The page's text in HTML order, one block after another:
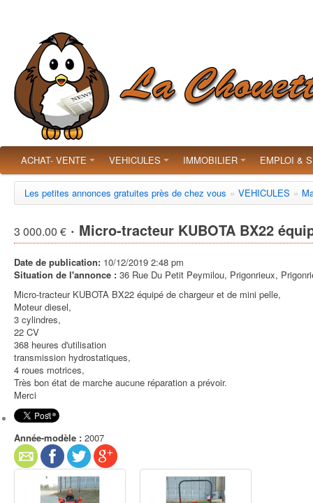
ACHAT- VENTE VEHICULES IMMOBILIER EMPLOI &
Les petites annonces gratuites près de chez vous » VEHICULES »
3 000.00 € · Micro-tracteur KUBOTA BX22
Date de publication: 10/12/2019 2:48 pm
Situation de l'annonce : 36 Rue Du Petit Peymilou, Prigonrieux,
Micro-tracteur KUBOTA BX22 équipé de chargeur et de mini pelle,
Moteur diesel,
3 cylindres,
22 CV
368 heures d'utilisation
transmission hydrostatiques,
4 roues motrices,
Très bon état de marche aucune réparation a prévoir.
Merci
Année-modèle : 2007